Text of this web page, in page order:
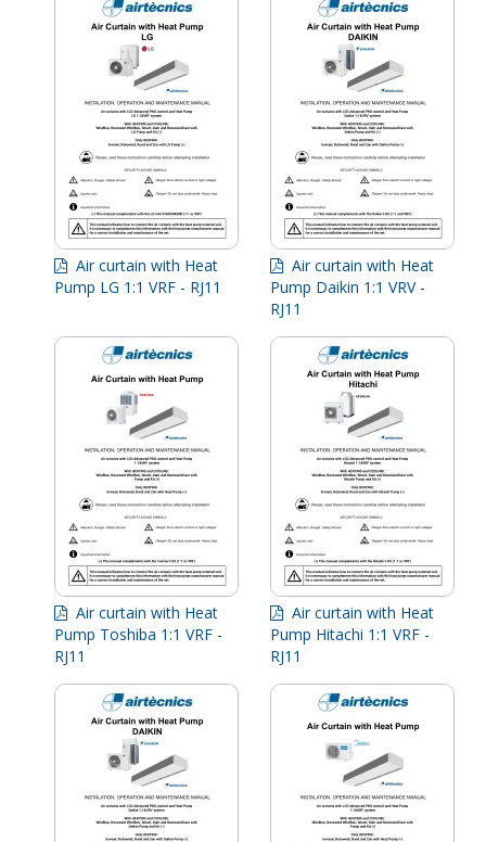
Air curtain with Heat
Pump LG 1:1 VRF - RJ11
Air curtain with Heat
Pump Daikin 1:1 VRV -
RJ11
Air curtain with Heat
Pump Toshiba 1:1 VRF -
RJ11
Air curtain with Heat
Pump Hitachi 1:1 VRF -
RJ11